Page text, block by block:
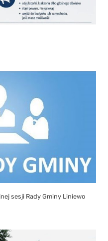
sesji Rady Gminy Liniewo